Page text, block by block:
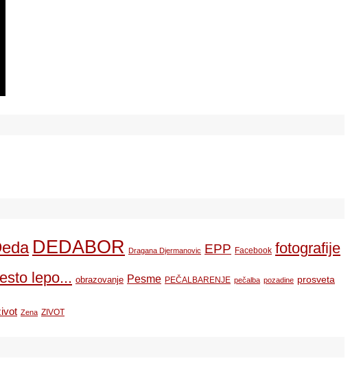
DEDABOR Dragana Djermanovic EPP Facebook fotografije
lepo... obrazovanje Pesme PEČALBARENJE pečalba pozadine prosveta
Zena ZIVOT